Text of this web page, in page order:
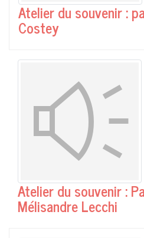
Atelier du souvenir :
Costey
Atelier du souvenir :
Mélisandre Lecchi